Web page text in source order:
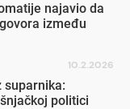
najavio da
između
10.2.2026
suparnika:
politici